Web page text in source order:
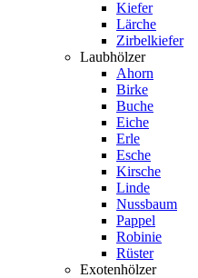
Kiefer
Lärche
Zirbelkiefer
Laubhölzer
Ahorn
Birke
Buche
Eiche
Erle
Esche
Kirsche
Linde
Nussbaum
Pappel
Robinie
Rüster
Exotenhölzer